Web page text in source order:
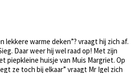
warme deken”? vraagt hij zich af.
Daar weer hij wel raad op! Met zijn
piepkleine huisje van Muis Margriet. Op
ze toch bij elkaar” vraagt Mr Igel zich